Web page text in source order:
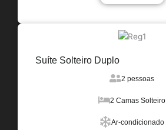
Suíte Solteiro Duplo
2 pessoas
2 Camas Solteiro
Ar-condicionado